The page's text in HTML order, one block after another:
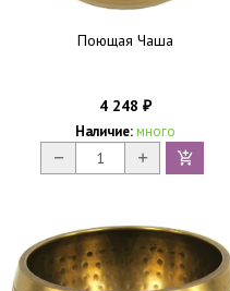
Поющая Чаша
4 248 ₽
Наличие: много